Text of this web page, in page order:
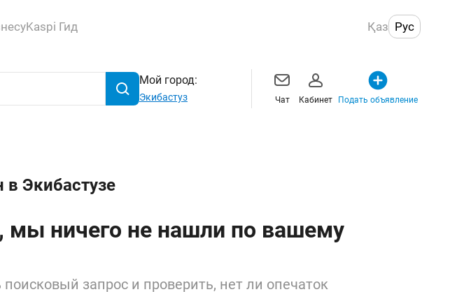
Kaspi Гид Қаз Рус
Мой город:
Экибастуз Чат Кабинет Подать объявление
Экибастузе
ничего не нашли по вашему
запрос и проверить, нет ли опечаток